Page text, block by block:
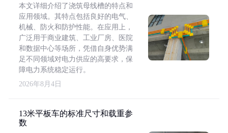
本文详细介绍了浇筑母线槽的特点和
应用领域。其特点包括良好的电气、
机械、防火和防护性能。在应用上，
广泛用于商业建筑、工业厂房、医院
和数据中心等场所，凭借自身优势满
足不同领域对电力供应的高要求，保
障电力系统稳定运行。
2026年8月4日
13米平板车的标准尺寸和载重参
数